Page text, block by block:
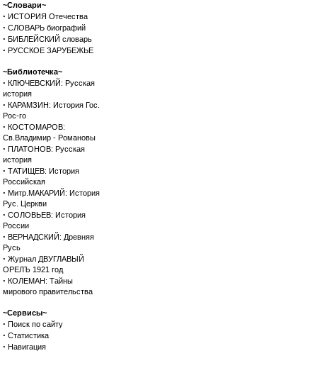
~Словари~
· ИСТОРИЯ Отечества
· СЛОВАРЬ биографий
· БИБЛЕЙСКИЙ словарь
· РУССКОЕ ЗАРУБЕЖЬЕ
~Библиотечка~
· КЛЮЧЕВСКИЙ: Русская
история
· КАРАМЗИН: История Гос.
Рос-го
· КОСТОМАРОВ:
Св.Владимир - Романовы
· ПЛАТОНОВ: Русская
история
· ТАТИЩЕВ: История
Российская
· Митр.МАКАРИЙ: История
Рус. Церкви
· СОЛОВЬЕВ: История
России
· ВЕРНАДСКИЙ: Древняя
Русь
· Журнал ДВУГЛАВЫЙ
ОРЕЛЪ 1921 год
· КОЛЕМАН: Тайны
мирового правительства
~Сервисы~
· Поиск по сайту
· Статистика
· Навигация